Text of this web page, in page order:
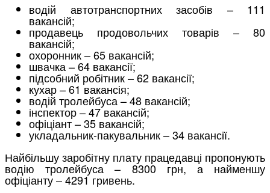
водій автотранспортних засобів – 111
вакансій;
продавець продовольчих товарів – 80
вакансій;
охоронник – 65 вакансій;
швачка – 64 вакансії;
підсобний робітник – 62 вакансії;
кухар – 61 вакансія;
водій тролейбуса – 48 вакансій;
інспектор – 47 вакансій;
офіціант – 35 вакансій;
укладальник-пакувальник – 34 вакансії.
Найбільшу заробітну плату працедавці пропонують
водію тролейбуса – 8300 грн, а найменшу
офіціанту – 4291 гривень.